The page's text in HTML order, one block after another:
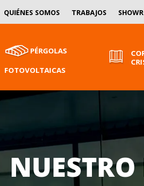
QUIÉNES SOMOS TRABAJOS
PÉRGOLAS
FOTOVOLTAICAS